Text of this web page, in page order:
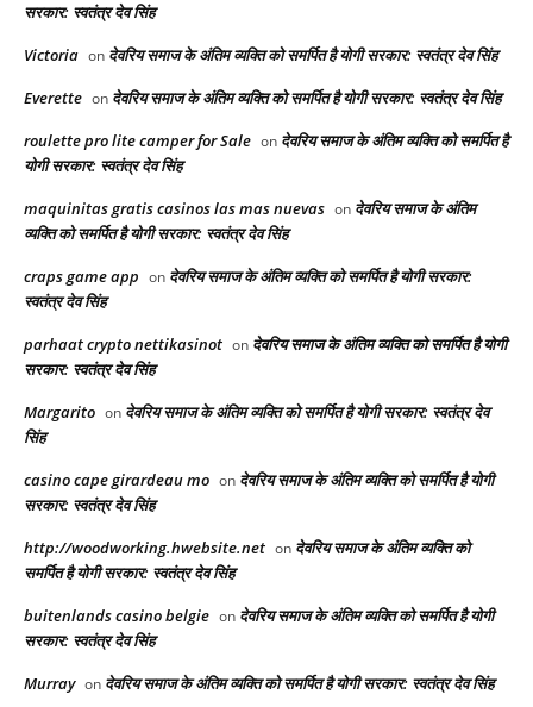
सरकार: स्वतंत्र देव सिंह
Victoria on देवरिय समाज के अंतिम व्यक्ति को समर्पित है योगी सरकार: स्वतंत्र देव सिंह
Everette on देवरिय समाज के अंतिम व्यक्ति को समर्पित है योगी सरकार: स्वतंत्र देव सिंह
roulette pro lite camper for Sale on देवरिय समाज के अंतिम व्यक्ति को समर्पित है
योगी सरकार: स्वतंत्र देव सिंह
maquinitas gratis casinos las mas nuevas on देवरिय समाज के अंतिम
व्यक्ति को समर्पित है योगी सरकार: स्वतंत्र देव सिंह
craps game app on देवरिय समाज के अंतिम व्यक्ति को समर्पित है योगी सरकार:
स्वतंत्र देव सिंह
parhaat crypto nettikasinot on देवरिय समाज के अंतिम व्यक्ति को समर्पित है योगी
सरकार: स्वतंत्र देव सिंह
Margarito on देवरिय समाज के अंतिम व्यक्ति को समर्पित है योगी सरकार: स्वतंत्र देव
सिंह
casino cape girardeau mo on देवरिय समाज के अंतिम व्यक्ति को समर्पित है योगी
सरकार: स्वतंत्र देव सिंह
http://woodworking.hwebsite.net on देवरिय समाज के अंतिम व्यक्ति को
समर्पित है योगी सरकार: स्वतंत्र देव सिंह
buitenlands casino belgie on देवरिय समाज के अंतिम व्यक्ति को समर्पित है योगी
सरकार: स्वतंत्र देव सिंह
Murray on देवरिय समाज के अंतिम व्यक्ति को समर्पित है योगी सरकार: स्वतंत्र देव सिंह